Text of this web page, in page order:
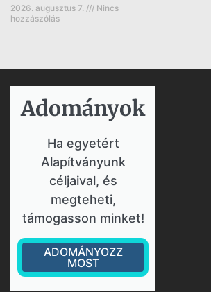
2026. augusztus 7.
Nincs
hozzászólás
Adományok​
Ha egyetért
Alapítványunk
céljaival, és
megteheti,
támogasson minket!
ADOMÁNYOZZ
MOST